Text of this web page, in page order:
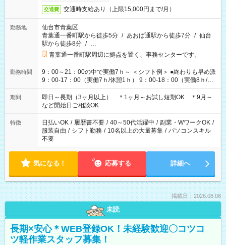
交通費 交通時支給あり（上限15,000円まで/月）
勤務地
仙台市青葉区
青葉通一番町駅から徒歩5分 / あおば通駅から徒歩7分 / 仙台
駅から徒歩8分 / …
青葉通一番町駅周辺に拠点を置く、事務センターです。
勤務時間
9：00～21：00の中で実働7ｈ～ ＜シフト例＞ ●終わりも早め派
9：00-17：00（実働7ｈ/休憩1ｈ） 9：00-18：00（実働8ｈ/休
憩1ｈ） 10：00-19：00（実働8ｈ/休憩1ｈ） ●朝ゆっくり派
11：00-20：00（実働8ｈ/休憩1ｈ） 12：00-20：00（実働7ｈ/
休憩1ｈ） 12：00-21：00（実働8ｈ/休憩1ｈ） 13：00-22：
00（実働8ｈ/休憩1ｈ） ＊時間帯固定OK
期間
即日～長期（3ヶ月以上） ＊1ヶ月～お試し短期OK ＊9月～
など開始日ご相談OK
特徴 日払いOK / 履歴書不要 / 40～50代活躍中 / 副業・WワークOK /
服装自由 / シフト勤務 / 10名以上の大量募集 / パソコンスキル
不要
気になる！ 応募する 詳細へ
掲載日：2026.08.08
未読
長期×安心＊WEB登録OK！未経験歓迎〇コツコ
ツ軽作業スタッフ募集！